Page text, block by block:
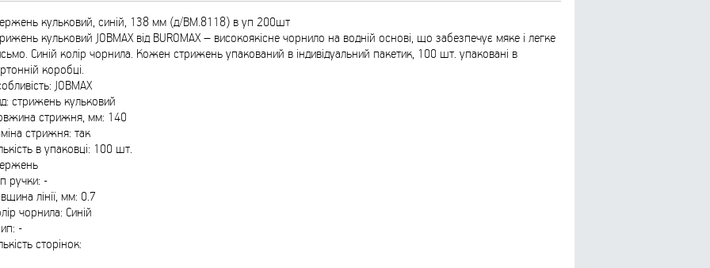
FARGLASS
КОТИКИ (20ШТ/УП) ОФФ 82 ПАННОЧКА
кульковий, синій, 138 мм (д/BM.8118) в уп 200шт
кульковий JOBMAX від BUROMAX – високоякісне чорнило на водній основі, що забезпечує мяке і легке
Синій колір чорнила. Кожен стрижень упакований в індивідуальний пакетик, 100 шт. упаковані в
коробці.
JOBMAX
стрижень кульковий
стрижня, мм: 140
стрижня: так
в упаковці: 100 шт.
ручки: -
лінії, мм: 0.7
чорнила: Синій
-
сторінок: